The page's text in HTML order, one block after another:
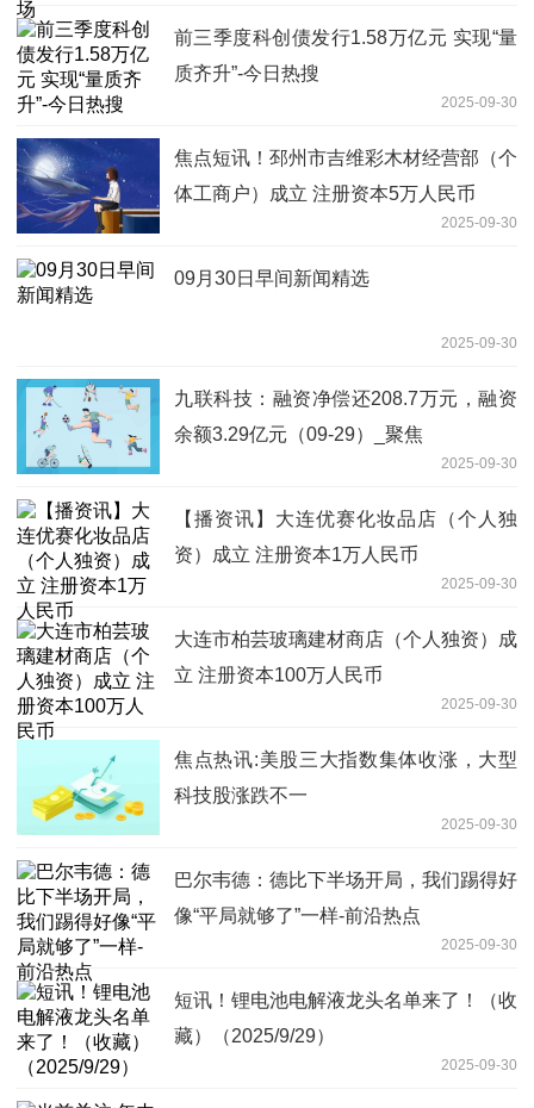
前三季度科创债发行1.58万亿元 实现“量
质齐升”-今日热搜
2025-09-30
焦点短讯！邳州市吉维彩木材经营部（个
体工商户）成立 注册资本5万人民币
2025-09-30
09月30日早间新闻精选
2025-09-30
九联科技：融资净偿还208.7万元，融资
余额3.29亿元（09-29）_聚焦
2025-09-30
【播资讯】大连优赛化妆品店（个人独
资）成立 注册资本1万人民币
2025-09-30
大连市柏芸玻璃建材商店（个人独资）成
立 注册资本100万人民币
2025-09-30
焦点热讯:美股三大指数集体收涨，大型
科技股涨跌不一
2025-09-30
巴尔韦德：德比下半场开局，我们踢得好
像“平局就够了”一样-前沿热点
2025-09-30
短讯！锂电池电解液龙头名单来了！（收
藏）（2025/9/29）
2025-09-30